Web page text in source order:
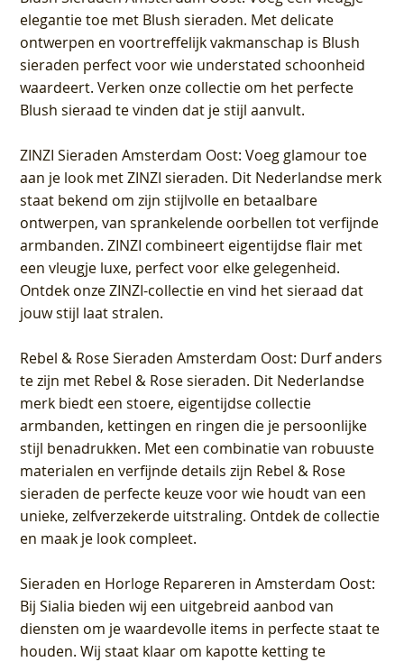
elegantie toe met Blush sieraden. Met delicate
ontwerpen en voortreffelijk vakmanschap is Blush
sieraden perfect voor wie understated schoonheid
waardeert. Verken onze collectie om het perfecte
Blush sieraad te vinden dat je stijl aanvult.
ZINZI Sieraden Amsterdam Oost: Voeg glamour toe
aan je look met ZINZI sieraden. Dit Nederlandse merk
staat bekend om zijn stijlvolle en betaalbare
ontwerpen, van sprankelende oorbellen tot verfijnde
armbanden. ZINZI combineert eigentijdse flair met
een vleugje luxe, perfect voor elke gelegenheid.
Ontdek onze ZINZI-collectie en vind het sieraad dat
jouw stijl laat stralen.
Rebel & Rose Sieraden Amsterdam Oost: Durf anders
te zijn met Rebel & Rose sieraden. Dit Nederlandse
merk biedt een stoere, eigentijdse collectie
armbanden, kettingen en ringen die je persoonlijke
stijl benadrukken. Met een combinatie van robuuste
materialen en verfijnde details zijn Rebel & Rose
sieraden de perfecte keuze voor wie houdt van een
unieke, zelfverzekerde uitstraling. Ontdek de collectie
en maak je look compleet.
Sieraden en Horloge Repareren in Amsterdam Oost:
Bij Sialia bieden wij een uitgebreid aanbod van
diensten om je waardevolle items in perfecte staat te
houden. Wij staat klaar om kapotte ketting te